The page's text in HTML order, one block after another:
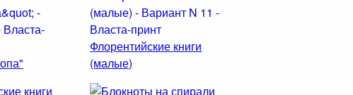
Флорентийские книги
(малые)